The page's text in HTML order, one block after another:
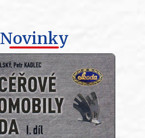
Novinky